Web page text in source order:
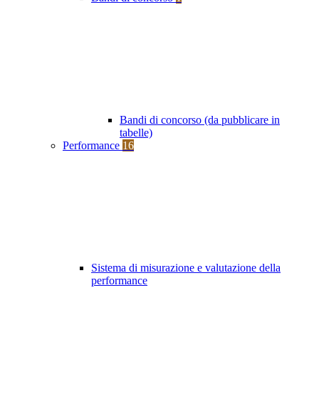
Bandi di concorso (da pubblicare in
tabelle)
Performance 16
Sistema di misurazione e valutazione della
performance